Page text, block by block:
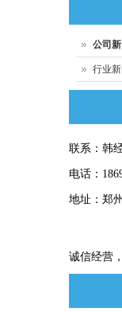
公司新
行业新
联系：韩
电话：
地址：郑
诚信经营